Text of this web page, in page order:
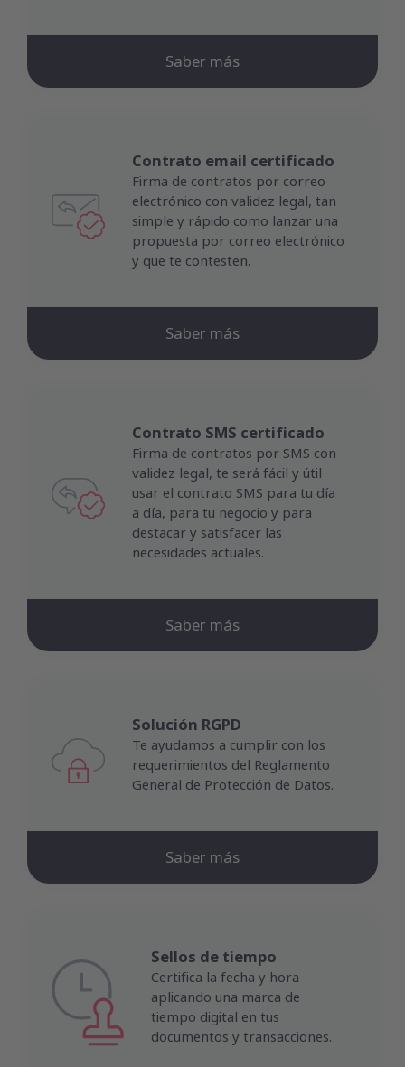
Saber más
Contrato email certificado
Firma de contratos por correo
electrónico con validez legal, tan
simple y rápido como lanzar una
propuesta por correo electrónico
y que te contesten.
Saber más
Contrato SMS certificado
Firma de contratos por SMS con
validez legal, te será fácil y útil
usar el contrato SMS para tu día
a día, para tu negocio y para
destacar y satisfacer las
necesidades actuales.
Saber más
Solución RGPD
Te ayudamos a cumplir con los
requerimientos del Reglamento
General de Protección de Datos.
Saber más
Sellos de tiempo
Certifica la fecha y hora
aplicando una marca de
tiempo digital en tus
documentos y transacciones.